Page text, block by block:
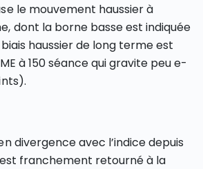
le mouvement haussier à
dont la borne basse est indiquée
haussier de long terme est
à 150 séance qui gravite peu e-
divergence avec l’indice depuis
franchement retourné à la